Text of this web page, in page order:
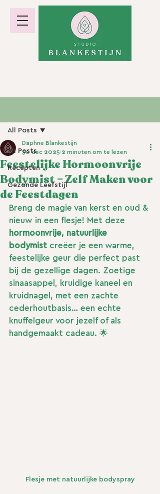
All Posts
Recepten
Gezonde Leefstijl
All Posts
Feestelijke Hormoonvrije
Bodymist – Zelf Maken voor
de Feestdagen
Daphne Blankestijn
30 dec 2025 2 minuten om te lezen
Breng de magie van kerst en oud &
nieuw in een flesje! Met deze
hormoonvrije, natuurlijke
bodymist creëer je een warme,
feestelijke geur die perfect past
bij de gezellige dagen. Zoetige
sinaasappel, kruidige kaneel en
kruidnagel, met een zachte
cederhoutbasis… een echte
knuffelgeur voor jezelf of als
handgemaakt cadeau. 🌟
Flesje met natuurlijke bodyspray